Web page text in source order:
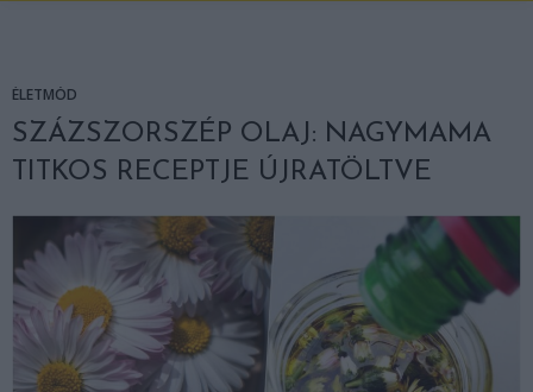
ÉLETMÓD
SZÁZSZORSZÉP OLAJ: NAGYMAMA
TITKOS RECEPTJE ÚJRATÖLTVE